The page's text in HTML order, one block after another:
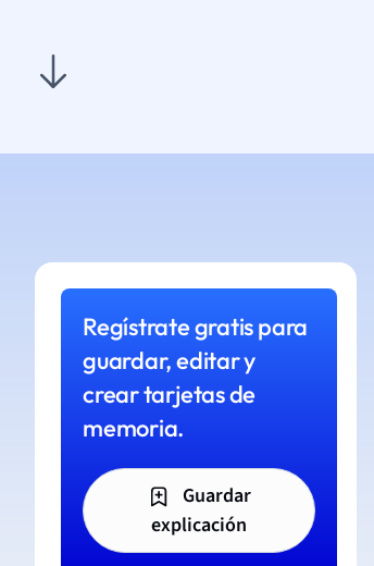
Regístrate gratis para
guardar, editar y
crear tarjetas de
memoria.
Guardar
explicación